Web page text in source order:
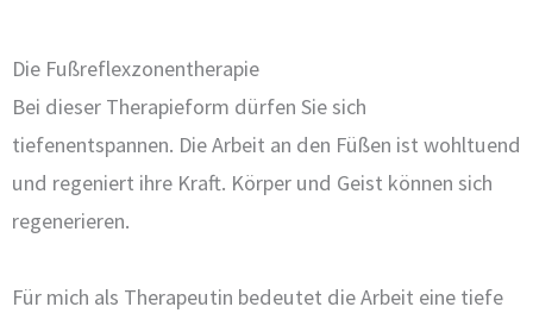
Die Fußreflexzonentherapie
Bei dieser Therapieform dürfen Sie sich
tiefenentspannen. Die Arbeit an den Füßen ist wohltuend
und regeniert ihre Kraft. Körper und Geist können sich
regenerieren.
Für mich als Therapeutin bedeutet die Arbeit eine tiefe